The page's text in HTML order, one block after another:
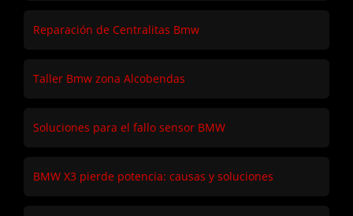
Reparación de Centralitas Bmw
Taller Bmw zona Alcobendas
Soluciones para el fallo sensor BMW
BMW X3 pierde potencia: causas y soluciones